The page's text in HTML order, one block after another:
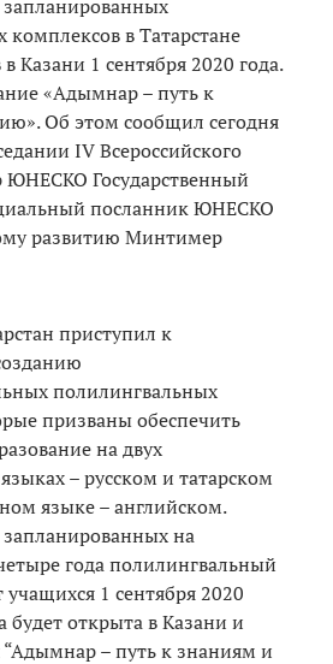
в Татарстане
Казани 1 сентября 2020 года.
«Адымнар – путь к
Об этом сообщил сегодня
IV Всероссийского
ЮНЕСКО Государственный
посланник ЮНЕСКО
развитию Минтимер
приступил к
полилингвальных
призваны обеспечить
на двух
– русском и татарском
языке – английском.
на
года полилингвальный
1 сентября 2020
будет открыта в Казани и
“Адымнар – путь к знаниям и